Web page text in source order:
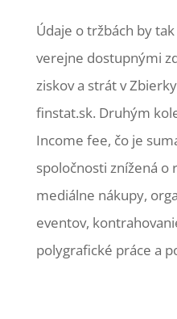
Údaje o tržbách by
verejne dostupnými
ziskov a strát v
finstat.sk. Druhým
Income fee, čo je
spoločnosti znížená o
mediálne nákupy,
eventov,
polygrafické práce a